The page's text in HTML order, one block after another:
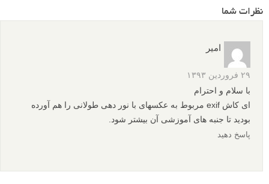
نظرات شما
امیر
۲۹ فروردین ۱۳۹۳
با سلام و احترام
ای کاش exif مربوط به عکسهای با نور دهی طولانی را هم آورده
بودید تا جنبه های آموزشی آن بیشتر شود.
پاسخ دهید